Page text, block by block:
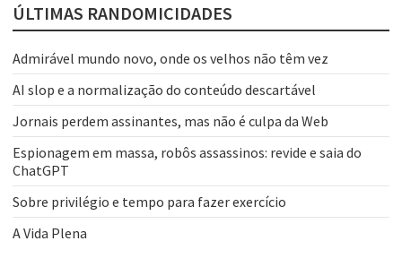
ÚLTIMAS RANDOMICIDADES
Admirável mundo novo, onde os velhos não têm vez
AI slop e a normalização do conteúdo descartável
Jornais perdem assinantes, mas não é culpa da Web
Espionagem em massa, robôs assassinos: revide e saia do
ChatGPT
Sobre privilégio e tempo para fazer exercício
A Vida Plena